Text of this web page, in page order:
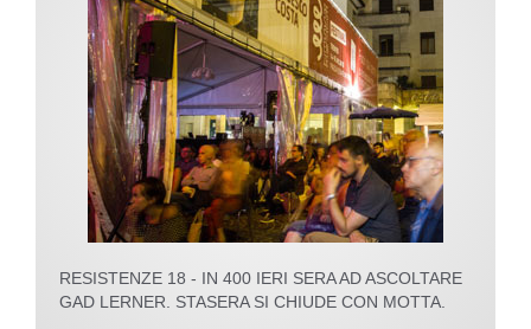
RESISTENZE 18 - IN 400 IERI SERA AD ASCOLTARE
GAD LERNER. STASERA SI CHIUDE CON MOTTA.